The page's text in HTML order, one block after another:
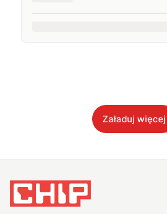
Załaduj więcej